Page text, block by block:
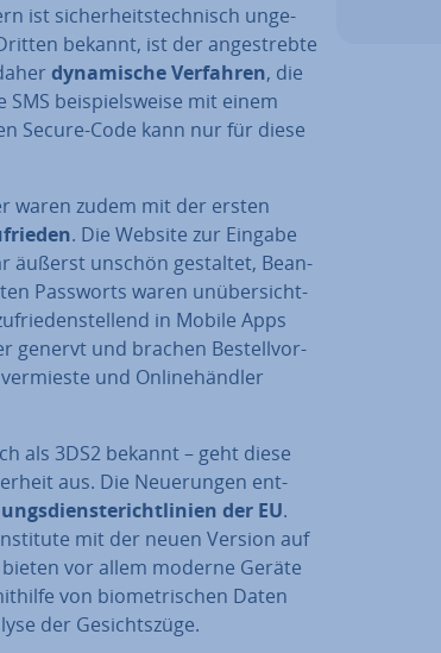
ist si­cher­heits­tech­nisch un­ge­
bekannt, ist der an­ge­streb­te
dy­na­mi­sche Verfahren, die
SMS bei­spiels­wei­se mit einem
Secure-Code kann nur für diese
waren zudem mit der ersten
. Die Website zur Eingabe
äußerst unschön gestaltet, Be­an­
Passworts waren un­über­sicht­
in Mobile Apps
genervt und brachen Be­stell­vor­
und On­line­händ­ler
als 3DS2 bekannt – geht diese
aus. Die Neue­run­gen ent­
der EU.
mit der neuen Version auf
vor allem moderne Geräte
von bio­me­tri­schen Daten
der Ge­sichts­zü­ge.